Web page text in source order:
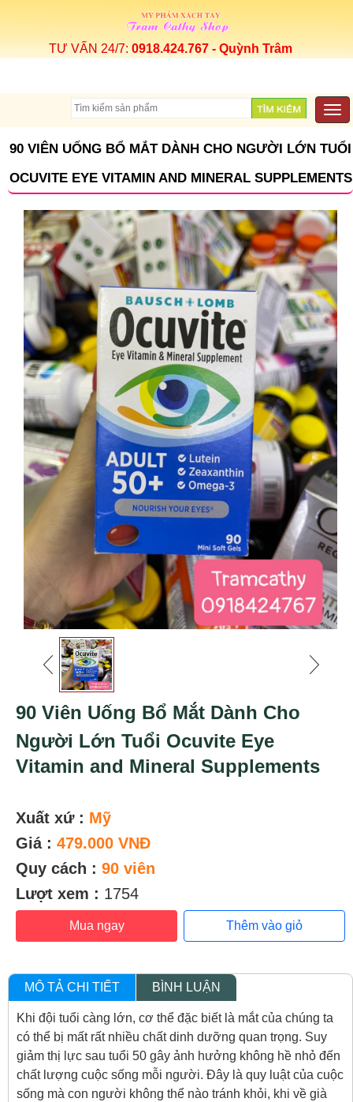
TƯ VẤN 24/7: 0918.424.767 - Quỳnh Trâm
90 VIÊN UỐNG BỔ MẮT DÀNH CHO NGƯỜI LỚN TUỔI
OCUVITE EYE VITAMIN AND MINERAL SUPPLEMENTS
90 Viên Uống Bổ Mắt Dành Cho
Người Lớn Tuổi Ocuvite Eye
Vitamin and Mineral Supplements
Xuất xứ : Mỹ
Giá : 479.000 VNĐ
Quy cách : 90 viên
Lượt xem : 1754
Mua ngay Thêm vào giỏ
MÔ TẢ CHI TIẾT BÌNH LUẬN
Khi đội tuổi càng lớn, cơ thể đặc biết là mắt của chúng ta
có thể bị mất rất nhiều chất dinh dưỡng quan trọng. Suy
giảm thị lực sau tuổi 50 gây ảnh hưởng không hề nhỏ đến
chất lượng cuộc sống mỗi người. Đây là quy luật của cuộc
sống mà con người không thể nào tránh khỏi, khi về già